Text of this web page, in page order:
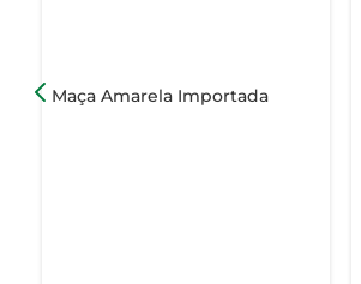
Maça Amarela Importada